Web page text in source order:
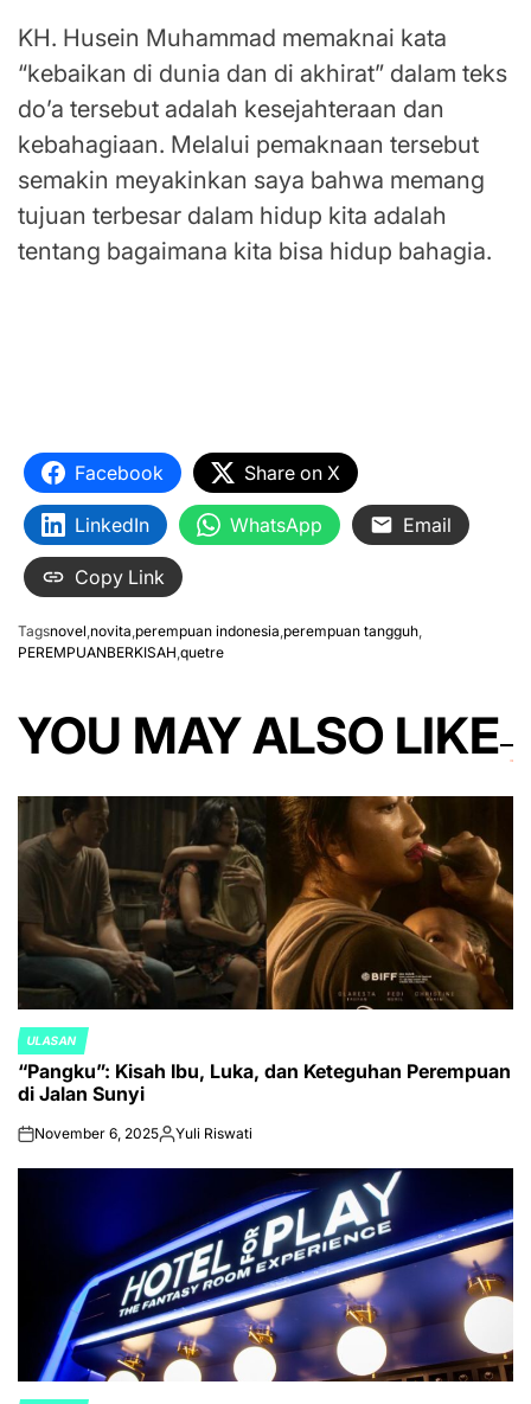
KH. Husein Muhammad memaknai kata
“kebaikan di dunia dan di akhirat” dalam teks
do’a tersebut adalah kesejahteraan dan
kebahagiaan. Melalui pemaknaan tersebut
semakin meyakinkan saya bahwa memang
tujuan terbesar dalam hidup kita adalah
tentang bagaimana kita bisa hidup bahagia.
Facebook Share on X
LinkedIn WhatsApp Email
Copy Link
Tagsnovel,novita,perempuan indonesia,perempuan tangguh,
PEREMPUANBERKISAH,quetre
YOU MAY ALSO LIKE
POSTED
IN
ULASAN
“Pangku”: Kisah Ibu, Luka, dan Keteguhan Perempuan
di Jalan Sunyi
onNovember 6, 2025Posted
Yuli Riswati